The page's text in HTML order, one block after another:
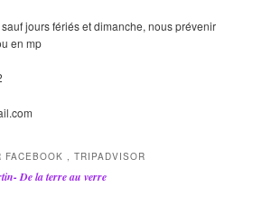
jours fériés et dimanche, nous prévenir
en mp
FACEBOOK , TRIPADVISOR
De la terre au verre